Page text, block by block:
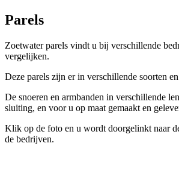
Parels
Zoetwater parels vindt u bij verschillende
vergelijken.
Deze parels zijn er in verschillende soorten
De snoeren en armbanden in verschillende
sluiting, en voor u op maat gemaakt en
Klik op de foto en u wordt doorgelinkt naar
de bedrijven.